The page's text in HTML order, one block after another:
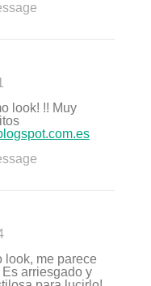
look! !! Muy
look, me parece
arriesgado y